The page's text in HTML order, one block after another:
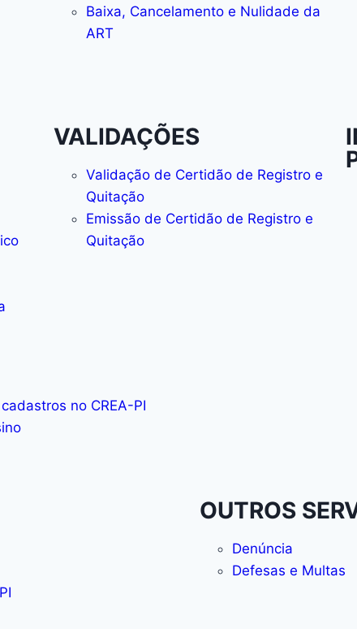
Baixa, Cancelamento e Nulidade da
ART
VALIDAÇÕES
Validação de Certidão de Registro e
Quitação
Emissão de Certidão de Registro e
Quitação
no CREA-PI
OUTROS
Denúncia
Defesas e Multas